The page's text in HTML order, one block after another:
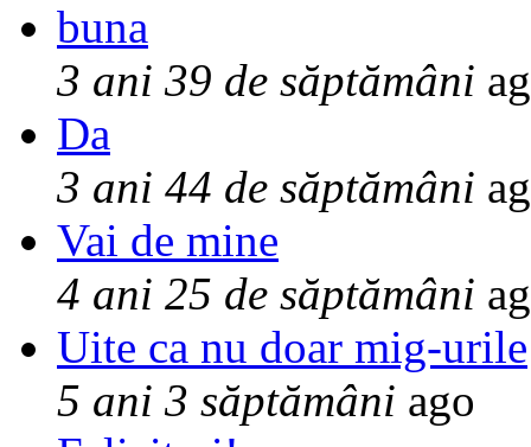
buna
3 ani 39 de săptămâni
Da
3 ani 44 de săptămâni
Vai de mine
4 ani 25 de săptămâni
Uite ca nu doar mig-urile
5 ani 3 săptămâni ago